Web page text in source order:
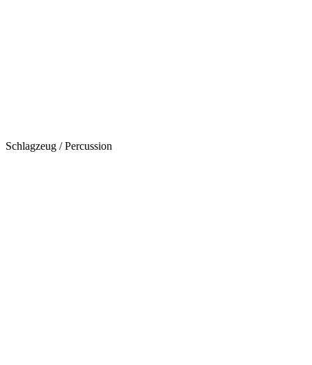
Schlagzeug / Percussion